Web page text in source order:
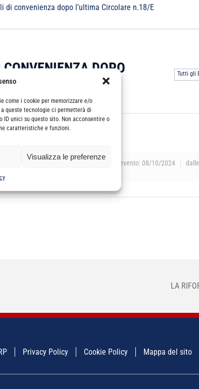
come i cookie per memorizzare e/o
queste tecnologie ci permetterà di
unici su questo sito. Non acconsentire o
caratteristiche e funzioni.
Visualizza le preferenze
di convenienza dopo l’ultima Circolare n.18/E
DOPO
Tutti gli
CIRCOLARE N.18/E Data evento: 08/10/2024
LA
Privacy Policy Cookie Policy Mappa del sito